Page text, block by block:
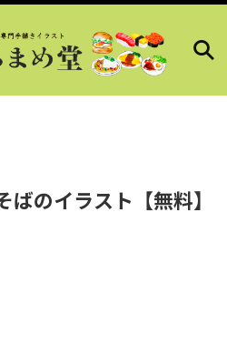
ばのイラスト【無料】